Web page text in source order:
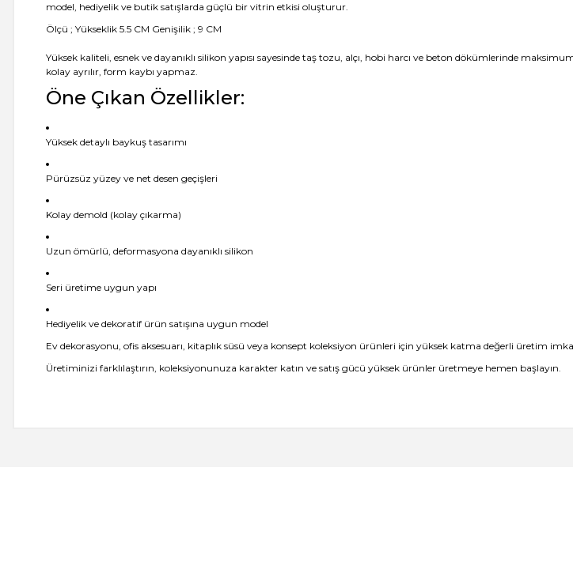
model, hediyelik ve butik satışlarda güçlü bir vitrin etkisi oluşturur.
Ölçü ; Yükseklik 5.5 CM Genişilik ; 9 CM
Yüksek kaliteli, esnek ve dayanıklı silikon yapısı sayesinde taş tozu, alçı, hobi harcı ve beton dökümlerinde
kolay ayrılır, form kaybı yapmaz.
Öne Çıkan Özellikler:
Yüksek detaylı baykuş tasarımı
Pürüzsüz yüzey ve net desen geçişleri
Kolay demold (kolay çıkarma)
Uzun ömürlü, deformasyona dayanıklı silikon
Seri üretime uygun yapı
Hediyelik ve dekoratif ürün satışına uygun model
Ev dekorasyonu, ofis aksesuarı, kitaplık süsü veya konsept koleksiyon ürünleri için yüksek katma değerli üretim
Üretiminizi farklılaştırın, koleksiyonunuza karakter katın ve satış gücü yüksek ürünler üretmeye hemen başlayın.